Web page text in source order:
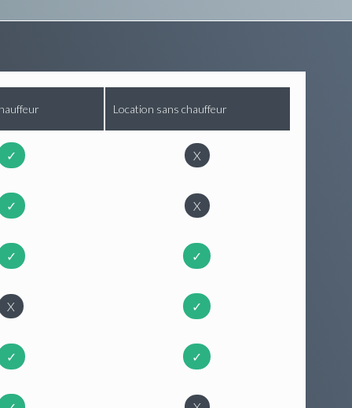
Location sans chauffeur
✓ X
✓ X
✓ ✓
X ✓
✓ ✓